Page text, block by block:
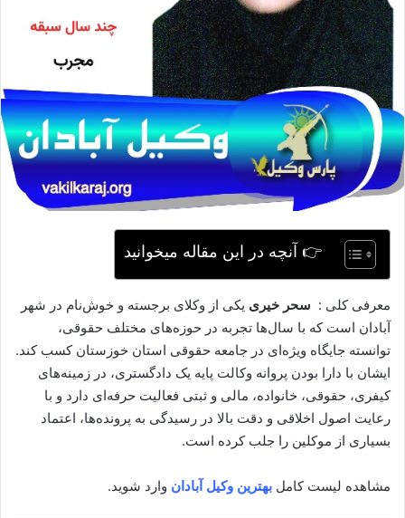
👉 آنچه در این مقاله میخوانید
معرفی کلی : سحر خیری یکی از وکلای برجسته و خوش‌نام در شهر
آبادان است که با سال‌ها تجربه در حوزه‌های مختلف حقوقی،
توانسته جایگاه ویژه‌ای در جامعه حقوقی استان خوزستان کسب کند.
ایشان با دارا بودن پروانه وکالت پایه یک دادگستری، در زمینه‌های
کیفری، حقوقی، خانواده، مالی و ثبتی فعالیت حرفه‌ای دارد و با
رعایت اصول اخلاقی و دقت بالا در رسیدگی به پرونده‌ها، اعتماد
بسیاری از موکلین را جلب کرده است.
مشاهده لیست کامل بهترین وکیل آبادان وارد شوید.